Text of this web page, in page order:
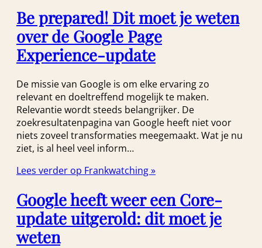
Be prepared! Dit moet je weten
over de Google Page
Experience-update
De missie van Google is om elke ervaring zo
relevant en doeltreffend mogelijk te maken.
Relevantie wordt steeds belangrijker. De
zoekresultatenpagina van Google heeft niet voor
niets zoveel transformaties meegemaakt. Wat je nu
ziet, is al heel veel inform…
Lees verder op Frankwatching »
Google heeft weer een Core-
update uitgerold: dit moet je
weten